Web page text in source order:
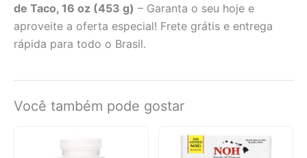
de Taco, 16 oz (453 g) – Garanta o seu hoje e
aproveite a oferta especial! Frete grátis e entrega
rápida para todo o Brasil.
Você também pode gostar